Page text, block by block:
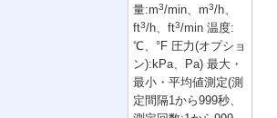
量:m3/min、m3/h、
ft3/h、ft3/min 温度:
℃、°F 圧力(オプショ
ン):kPa、Pa) 最大・
最小・平均値測定(測
定間隔1から999秒、